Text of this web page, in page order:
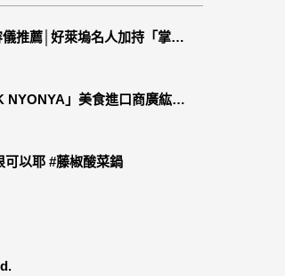
推薦│好萊塢名人加持「掌上
】額外9折
NYONYA」美食進口商廣紘國
可以耶 #藤椒酸菜鍋